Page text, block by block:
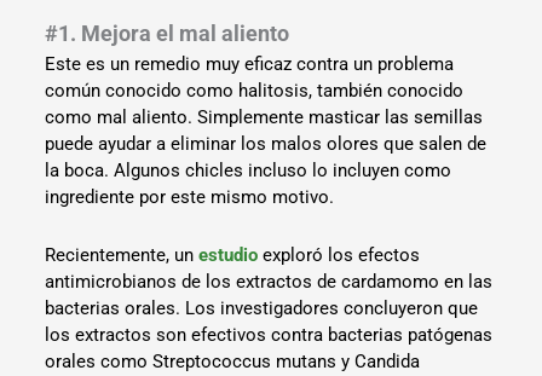
#1. Mejora el mal aliento
Este es un remedio muy eficaz contra un problema
común conocido como halitosis, también conocido
como mal aliento. Simplemente masticar las semillas
puede ayudar a eliminar los malos olores que salen de
la boca. Algunos chicles incluso lo incluyen como
ingrediente por este mismo motivo.
Recientemente, unestudio exploró los efectos
antimicrobianos de los extractos de cardamomo en las
bacterias orales. Los investigadores concluyeron que
los extractos son efectivos contra bacterias patógenas
orales como Streptococcus mutans y Candida